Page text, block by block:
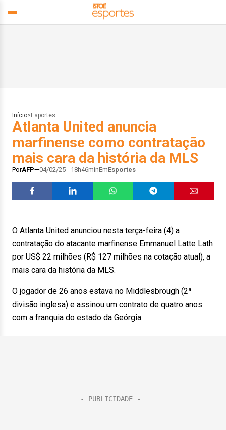
Início> Esportes
Atlanta United anuncia
marfinense como contratação
mais cara da história da MLS
PorAFP 04/02/25 - 18h46minEmEsportes
O Atlanta United anunciou nesta terça-feira (4) a
contratação do atacante marfinense Emmanuel Latte Lath
por US$ 22 milhões (R$ 127 milhões na cotação atual), a
mais cara da história da MLS.
O jogador de 26 anos estava no Middlesbrough (2ª
divisão inglesa) e assinou um contrato de quatro anos
com a franquia do estado da Geórgia.